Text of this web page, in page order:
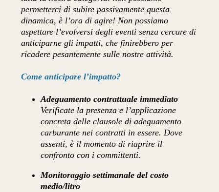
permetterci di subire passivamente questa
dinamica, è l’ora di agire! Non possiamo
aspettare l’evolversi degli eventi senza cercare di
anticiparne gli impatti, che finirebbero per
ricadere pesantemente sulle nostre attività.
Come anticipare l’impatto?
Adeguamento contrattuale immediato
Verificate la presenza e l’applicazione
concreta delle clausole di adeguamento
carburante nei contratti in essere. Dove
assenti, è il momento di riaprire il
confronto con i committenti.
Monitoraggio settimanale del costo
medio/litro